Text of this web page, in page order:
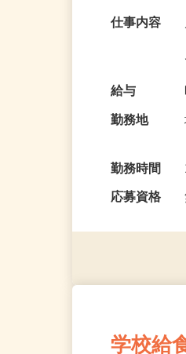
給与
勤務時間
応募資格